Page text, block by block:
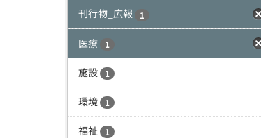
刊行物_広報 1
医療 1
施設 1
環境 1
福祉 1